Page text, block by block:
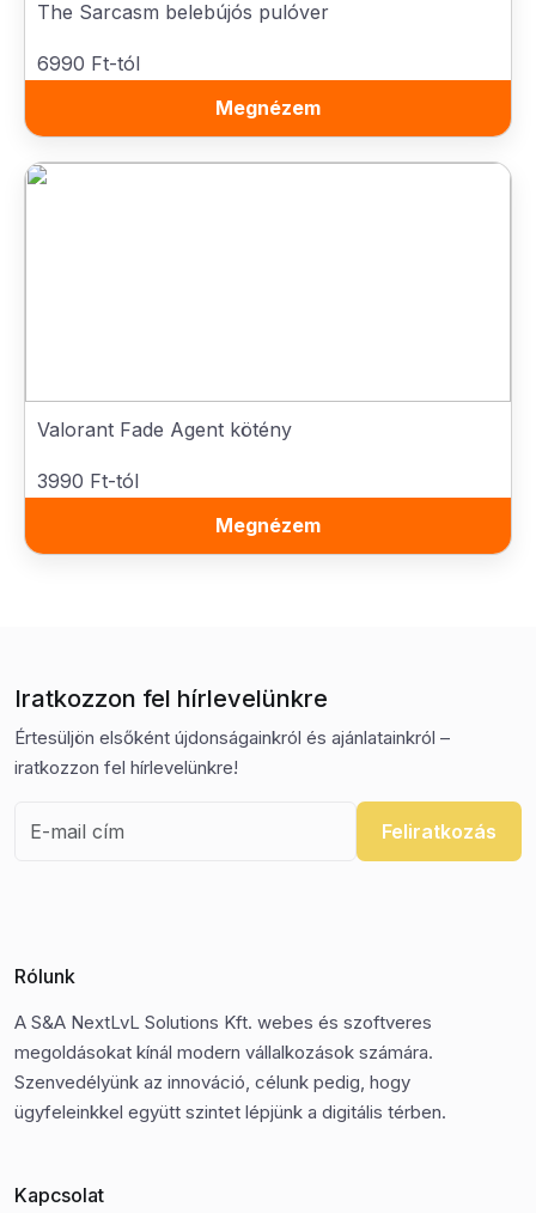
The Sarcasm belebújós pulóver
6990 Ft-tól
Megnézem
Valorant Fade Agent kötény
3990 Ft-tól
Megnézem
Iratkozzon fel hírlevelünkre
Értesüljön elsőként újdonságainkról és ajánlatainkról –
iratkozzon fel hírlevelünkre!
Feliratkozás
Rólunk
A S&A NextLvL Solutions Kft. webes és szoftveres
megoldásokat kínál modern vállalkozások számára.
Szenvedélyünk az innováció, célunk pedig, hogy
ügyfeleinkkel együtt szintet lépjünk a digitális térben.
Kapcsolat